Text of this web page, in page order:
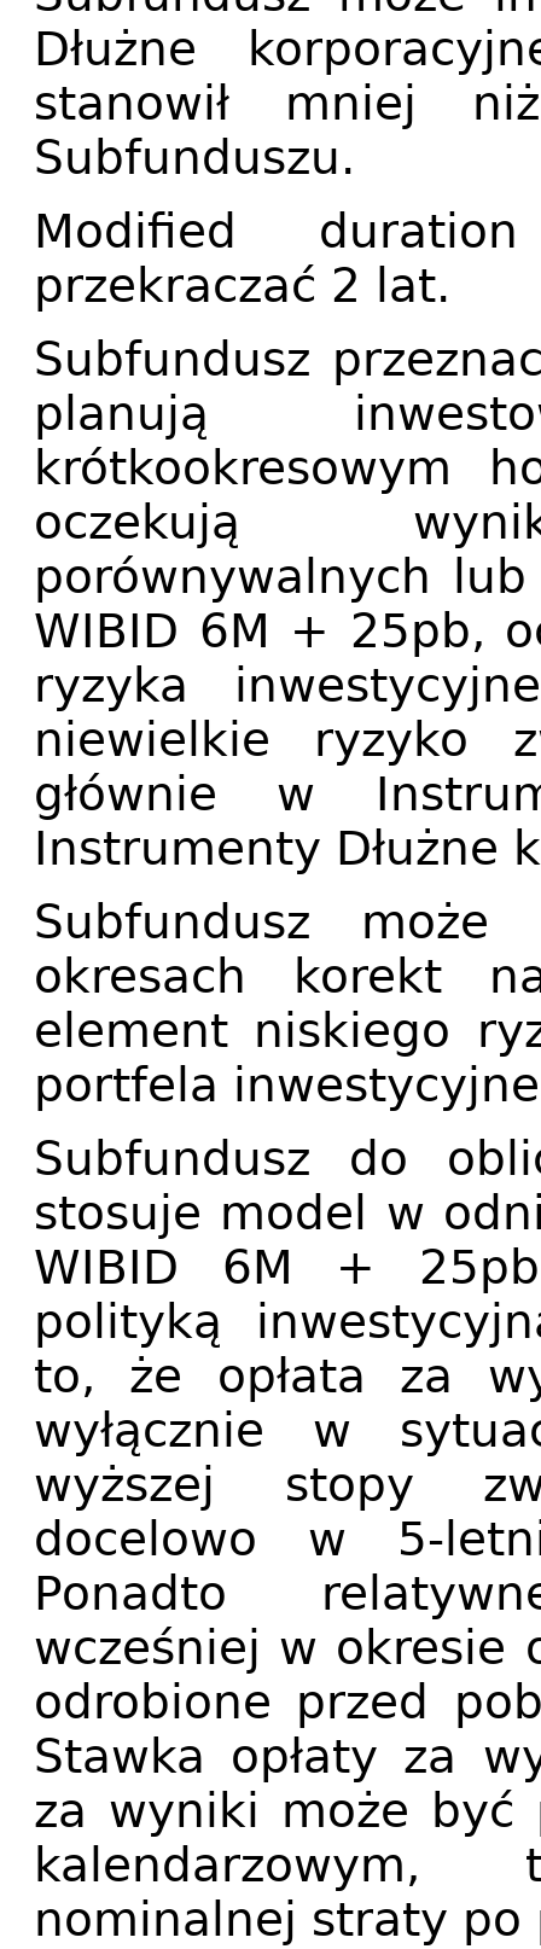
Dłużne
stanowił mniej
Subfunduszu.
Modified
przekraczać 2 lat.
Subfundusz
planują
krótkookresowym
oczekują
porównywalnych
WIBID 6M + 25pb,
ryzyka
niewielkie ryzyko
głównie w
Instrumenty Dłużne
Subfundusz
okresach korekt
element niskiego
portfela
Subfundusz do
stosuje model w
WIBID 6M +
polityką
to, że opłata za
wyłącznie w
wyższej stopy
docelowo w 5-
Ponadto
wcześniej w okresie
odrobione przed
Stawka opłaty za
za wyniki może
nominalnej straty po